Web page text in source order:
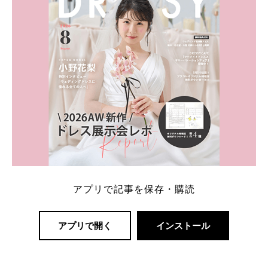
アプリで記事を保存・購読
アプリで開く インストール